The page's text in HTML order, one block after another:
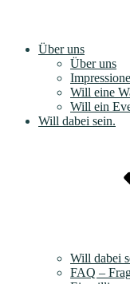
Über uns
Über uns
Will eine
Will ein
Will dabei sein.
Will dabei
FAQ –